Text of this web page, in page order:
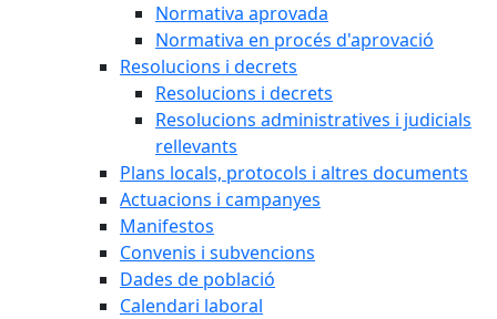
Normativa aprovada
Normativa en procés d'aprovació
Resolucions i decrets
Resolucions i decrets
Resolucions administratives i judicials
rellevants
Plans locals, protocols i altres documents
Actuacions i campanyes
Manifestos
Convenis i subvencions
Dades de població
Calendari laboral